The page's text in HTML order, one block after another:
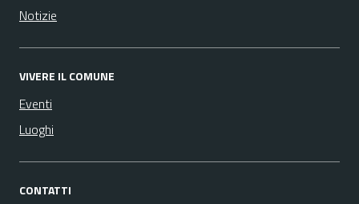
Notizie
VIVERE IL COMUNE
Eventi
Luoghi
CONTATTI